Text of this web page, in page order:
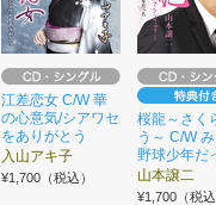
江差恋女 C/W 華
の心意気/シアワセ
をありがとう
入山アキ子
¥1,700（税込）
桜龍～さく
う～ C/W
野球少年だ
山本譲二
¥1,700（税込